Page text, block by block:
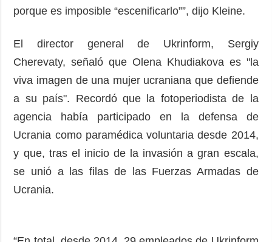
porque es imposible “escenificarlo””, dijo Kleine.
El director general de Ukrinform, Sergiy
Cherevaty, señaló que Olena Khudiakova es "la
viva imagen de una mujer ucraniana que defiende
a su país". Recordó que la fotoperiodista de la
agencia había participado en la defensa de
Ucrania como paramédica voluntaria desde 2014,
y que, tras el inicio de la invasión a gran escala,
se unió a las filas de las Fuerzas Armadas de
Ucrania.